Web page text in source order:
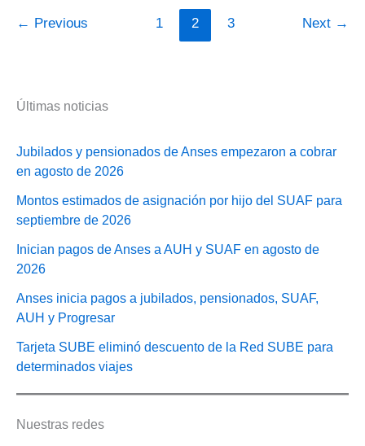
reclaman
30%
← Previous 1 2 3 Next →
Últimas noticias
Jubilados y pensionados de Anses empezaron a cobrar
en agosto de 2026
Montos estimados de asignación por hijo del SUAF para
septiembre de 2026
Inician pagos de Anses a AUH y SUAF en agosto de
2026
Anses inicia pagos a jubilados, pensionados, SUAF,
AUH y Progresar
Tarjeta SUBE eliminó descuento de la Red SUBE para
determinados viajes
Nuestras redes